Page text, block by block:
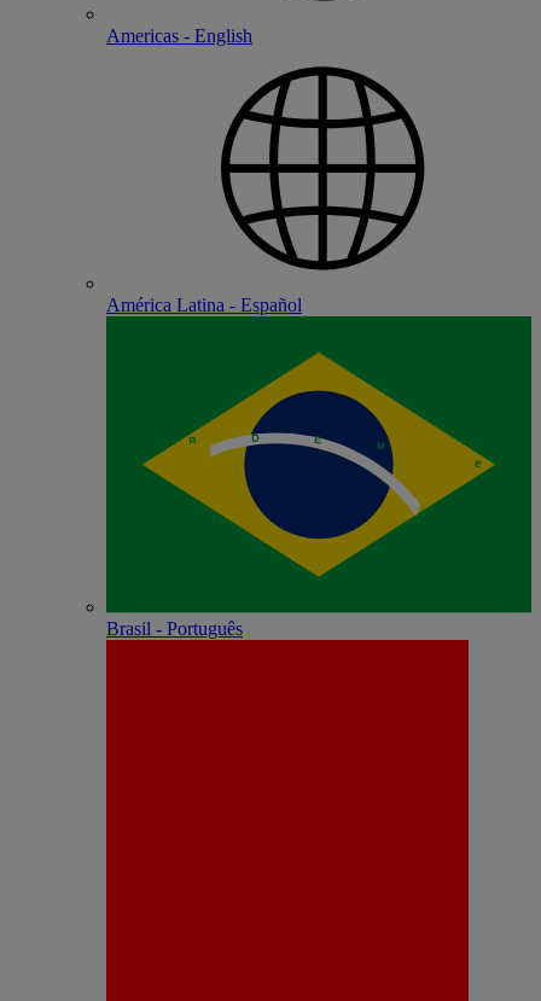
Americas - English
América Latina - Español
Brasil - Português